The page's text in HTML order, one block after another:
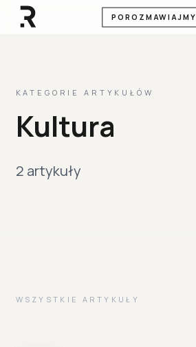
POROZMAWIAJMY
KATEGORIE ARTYKUŁÓW
Kultura
2 artykuły
WSZYSTKIE ARTYKUŁY